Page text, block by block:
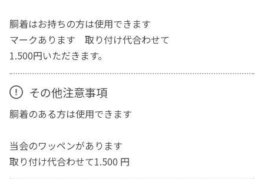
胴着はお持ちの方は使用できます
マークあります 取り付け代合わせて
1.500円いただきます。
その他注意事項
胴着のある方は使用できます
当会のワッペンがあります
取り付け代合わせて1.500 円